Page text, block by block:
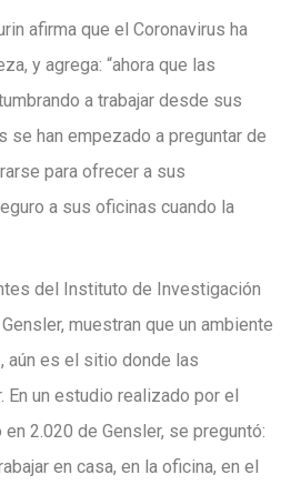
afirma que el Coronavirus ha
y agrega: “ahora que las
a trabajar desde sus
se han empezado a preguntar de
para ofrecer a sus
a sus oficinas cuando la
del Instituto de Investigación
muestran que un ambiente
aún es el sitio donde las
un estudio realizado por el
2.020 de Gensler, se preguntó:
en casa, en la oficina, en el